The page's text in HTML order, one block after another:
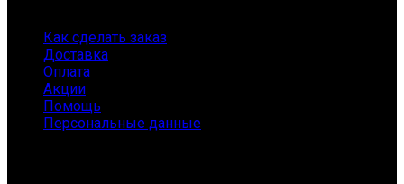
Как сделать заказ
Доставка
Оплата
Акции
Помощь
Персональные данные